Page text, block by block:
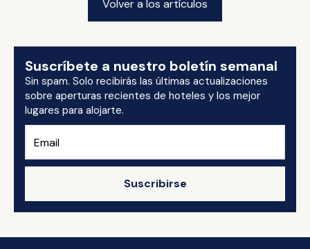
Volver a los artículos
Suscríbete a nuestro boletín semanal
Sin spam. Solo recibirás las últimas actualizaciones
sobre aperturas recientes de hoteles y los mejor
lugares para alojarte.
Suscribirse